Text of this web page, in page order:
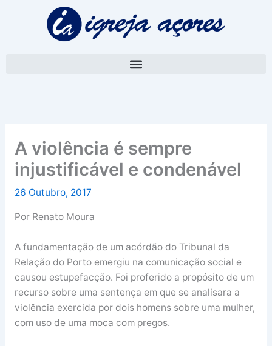
A violência é sempre
injustificável e condenável
26 Outubro, 2017
Por Renato Moura
A fundamentação de um acórdão do Tribunal da
Relação do Porto emergiu na comunicação social e
causou estupefacção. Foi proferido a propósito de um
recurso sobre uma sentença em que se analisara a
violência exercida por dois homens sobre uma mulher,
com uso de uma moca com pregos.